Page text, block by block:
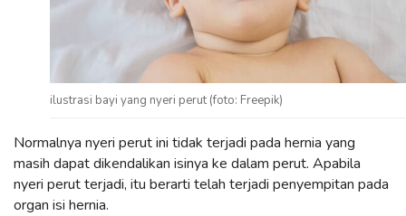
ilustrasi bayi yang nyeri perut (foto: Freepik)
Normalnya nyeri perut ini tidak terjadi pada hernia yang
masih dapat dikendalikan isinya ke dalam perut. Apabila
nyeri perut terjadi, itu berarti telah terjadi penyempitan pada
organ isi hernia.